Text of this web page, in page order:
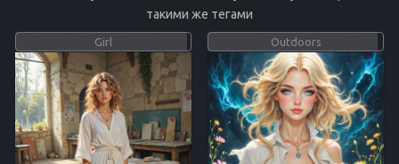
такими же тегами
Girl Outdoors